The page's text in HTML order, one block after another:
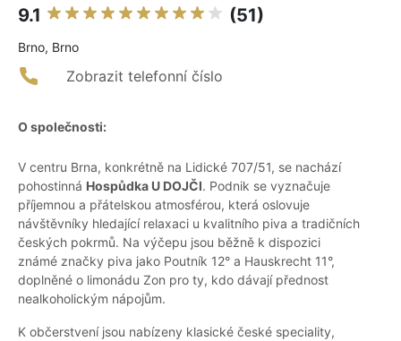
9.1 (51)
Brno, Brno
Zobrazit telefonní číslo
O společnosti:
V centru Brna, konkrétně na Lidické 707/51, se nachází
pohostinná Hospůdka U DOJČI. Podnik se vyznačuje
příjemnou a přátelskou atmosférou, která oslovuje
návštěvníky hledající relaxaci u kvalitního piva a tradičních
českých pokrmů. Na výčepu jsou běžně k dispozici
známé značky piva jako Poutník 12° a Hauskrecht 11°,
doplněné o limonádu Zon pro ty, kdo dávají přednost
nealkoholickým nápojům.
K občerstvení jsou nabízeny klasické české speciality,